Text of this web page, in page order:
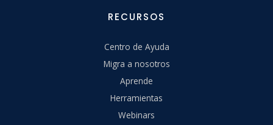
RECURSOS
Centro de Ayuda
Migra a nosotros
Aprende
Herramientas
Webinars